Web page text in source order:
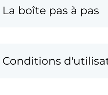
La boîte pas à pas
Conditions